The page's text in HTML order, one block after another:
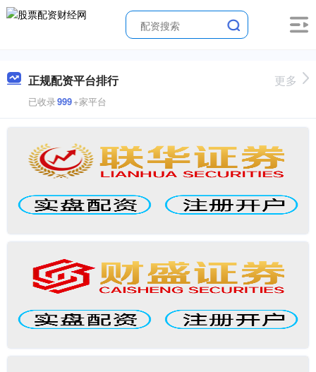
正规配资平台排行
已收录999+家平台
更多